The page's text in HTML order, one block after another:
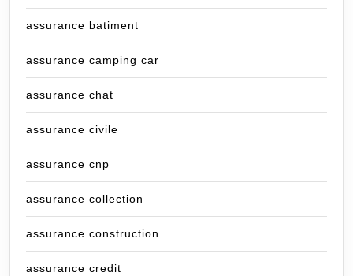
assurance batiment
assurance camping car
assurance chat
assurance civile
assurance cnp
assurance collection
assurance construction
assurance credit